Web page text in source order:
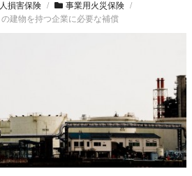
損害保険
事業用火災保険
建物を持つ企業に必要な補償